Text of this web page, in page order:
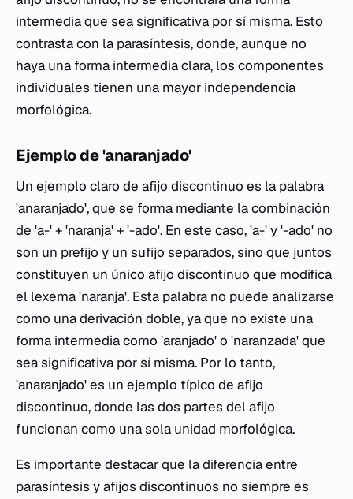
intermedia que sea significativa por sí misma. Esto
contrasta con la parasíntesis, donde, aunque no
haya una forma intermedia clara, los componentes
individuales tienen una mayor independencia
morfológica.
Ejemplo de 'anaranjado'
Un ejemplo claro de afijo discontinuo es la palabra
'anaranjado', que se forma mediante la combinación
de 'a-' + 'naranja' + '-ado'. En este caso, 'a-' y '-ado' no
son un prefijo y un sufijo separados, sino que juntos
constituyen un único afijo discontinuo que modifica
el lexema 'naranja'. Esta palabra no puede analizarse
como una derivación doble, ya que no existe una
forma intermedia como 'aranjado' o 'naranzada' que
sea significativa por sí misma. Por lo tanto,
'anaranjado' es un ejemplo típico de afijo
discontinuo, donde las dos partes del afijo
funcionan como una sola unidad morfológica.
Es importante destacar que la diferencia entre
parasíntesis y afijos discontinuos no siempre es